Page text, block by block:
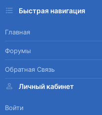
Быстрая навигация
Главная
Форумы
Обратная Связь
Личный кабинет
Войти